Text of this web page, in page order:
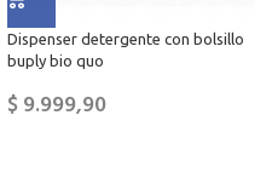
Dispenser detergente con bolsillo
buply bio quo
$9.999,90